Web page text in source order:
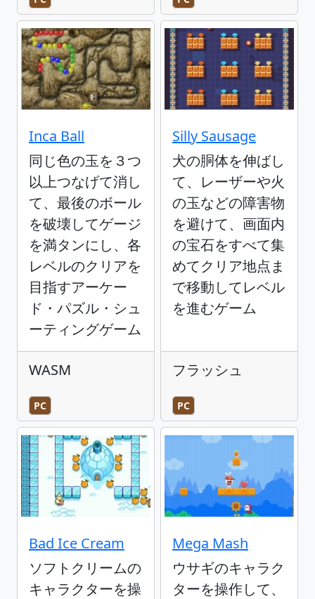
Inca Ball
同じ色の玉を３つ
以上つなげて消し
て、最後のボール
を破壊してゲージ
を満タンにし、各
レベルのクリアを
目指すアーケー
ド・パズル・シュ
ーティングゲーム
WASM
PC
Silly Sausage
犬の胴体を伸ばし
て、レーザーや火
の玉などの障害物
を避けて、画面内
の宝石をすべて集
めてクリア地点ま
で移動してレベル
を進むゲーム
フラッシュ
PC
Bad Ice Cream
ソフトクリームの
キャラクターを操
Mega Mash
ウサギのキャラク
ターを操作して、